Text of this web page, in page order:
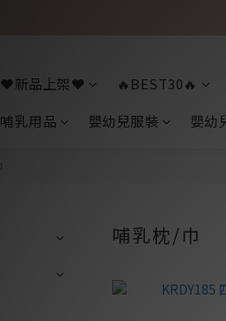
❤️新品上架❤️
🔥BEST30🔥
哺乳用品
嬰幼兒服裝 嬰幼
哺乳枕/巾